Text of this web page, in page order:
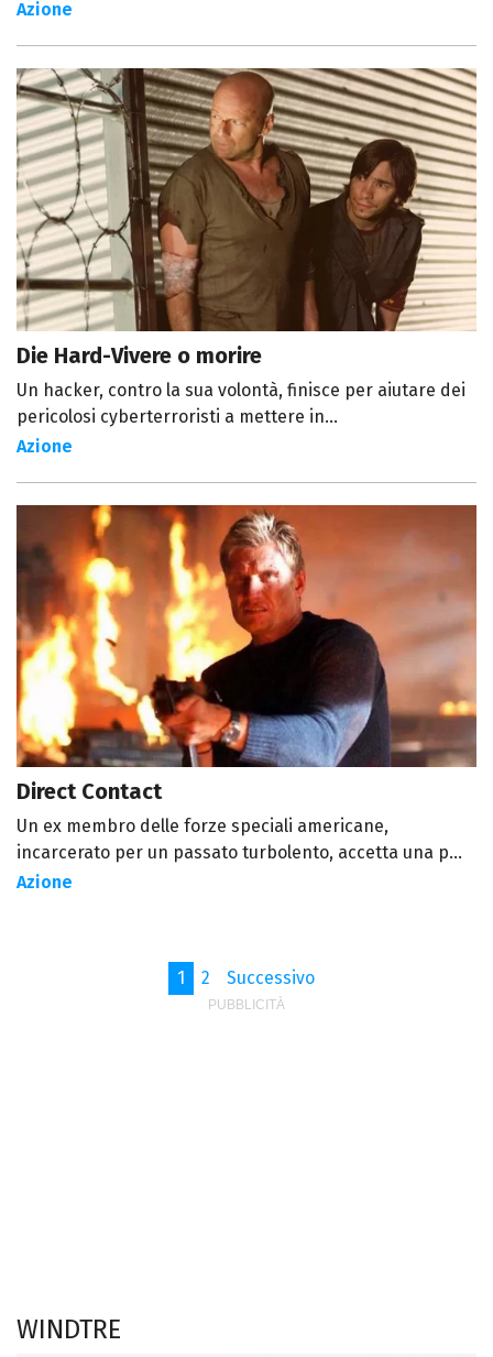
Azione
Die Hard-Vivere o morire
Un hacker, contro la sua volontà, finisce per aiutare dei
pericolosi cyberterroristi a mettere in...
Azione
Direct Contact
Un ex membro delle forze speciali americane,
incarcerato per un passato turbolento, accetta una p...
Azione
1 2 Successivo
WINDTRE